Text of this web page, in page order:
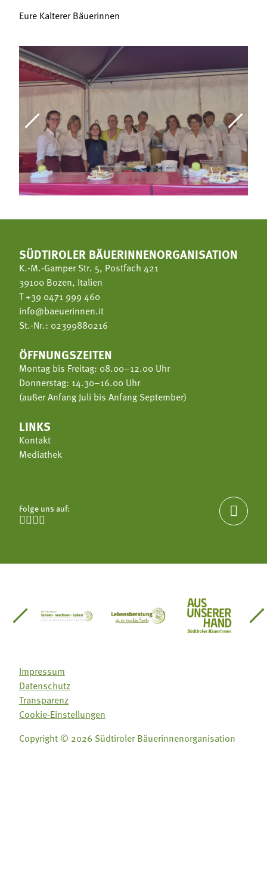
Eure Kalterer Bäuerinnen
SÜDTIROLER BÄUERINNENORGANISATION
K.-M.-Gamper Str. 5, Postfach 421
39100 Bozen, Italien
T+39 0471 999 460
info@baeuerinnen.it
St.-Nr.: 02399880216
ÖFFNUNGSZEITEN
Montag bis Freitag: 08.00–12.00 Uhr
Donnerstag: 14.30–16.00 Uhr
(außer Anfang Juli bis Anfang September)
LINKS
Kontakt
Mediathek
Folge uns auf:
   

Südtirol
Gärtnervereinigung
Sozialgenossenschaft Mit Bäuerinnen lernen -
Lebensberatung für dieAus unserer
Impressum
Datenschutz
Transparenz
Cookie-Einstellungen
Copyright © 2026 Südtiroler Bäuerinnenorganisation